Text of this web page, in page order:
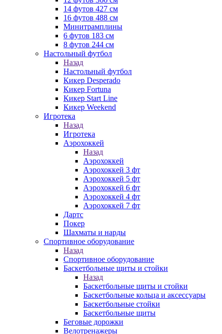
14 футов 427 см
16 футов 488 см
Минитрамплины
6 футов 183 см
8 футов 244 см
Настольный футбол
Назад
Настольный футбол
Кикер Desperado
Кикер Fortuna
Кикер Start Line
Кикер Weekend
Игротека
Назад
Игротека
Аэрохоккей
Назад
Аэрохоккей
Аэрохоккей 3 фт
Аэрохоккей 5 фт
Аэрохоккей 6 фт
Аэрохоккей 4 фт
Аэрохоккей 7 фт
Дартс
Покер
Шахматы и нарды
Спортивное оборудование
Назад
Спортивное оборудование
Баскетбольные щиты и стойки
Назад
Баскетбольные щиты и стойки
Баскетбольные кольца и аксессуары
Баскетбольные стойки
Баскетбольные щиты
Беговые дорожки
Велотренажеры